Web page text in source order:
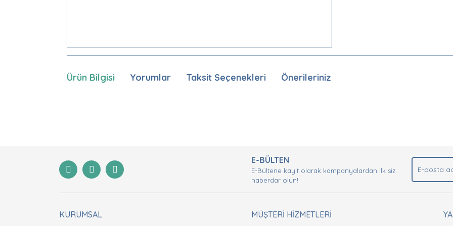
Ürün Bilgisi Yorumlar Taksit Seçenekleri Önerileriniz
Ürün açıklamasında eksik bilgiler bulunuyor.
Bu ürüne benzer farklı alternatifler olmalı.
E-BÜLTEN
E-Bültene kayıt olarak kampanyalardan ilk siz
haberdar olun!
KURUMSAL MÜŞTERİ HİZMETLERİ